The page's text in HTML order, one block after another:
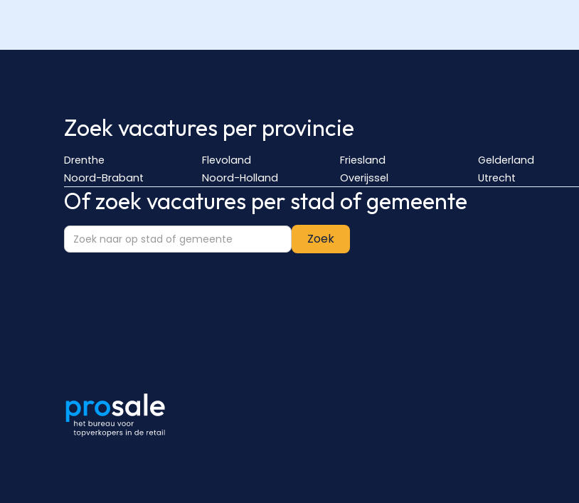
Zoek vacatures per provincie
Drenthe Flevoland Friesland Gelderland
Noord-Brabant
Noord-Holland Overijssel Utrecht
Of zoek vacatures per stad of gemeente